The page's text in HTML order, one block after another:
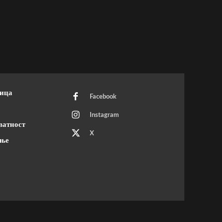
Facebook
Instagram
X